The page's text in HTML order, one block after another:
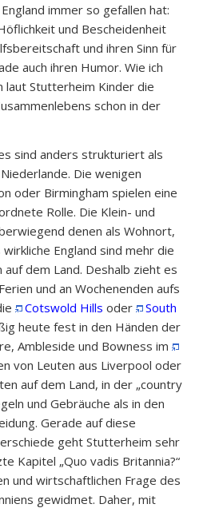
immer so gefallen hat:
und Bescheidenheit
und ihren Sinn für
auch ihren Humor. Wie ich
laut Stutterheim Kinder die
schon in der
sind anders strukturiert als
Die wenigen
oder Birmingham spielen eine
Rolle. Die Klein- und
denen als Wohnort,
England sind mehr die
auf dem Land. Deshalb zieht es
und an Wochenenden aufs
Cotswold Hills oder
South
heute fest in den Händen der
Ambleside und Bowness im
von Leuten aus Liverpool oder
auf dem Land, in der „country
und Gebräuche als in den
Gerade auf diese
geht Stutterheim sehr
Kapitel „Quo vadis Britannia?“
und wirtschaftlichen Frage des
gewidmet. Daher, mit